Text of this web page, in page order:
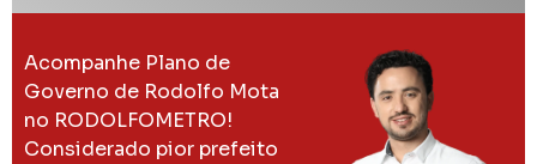
Acompanhe Plano de
Governo de Rodolfo Mota
no RODOLFOMETRO!
Considerado pior prefeito